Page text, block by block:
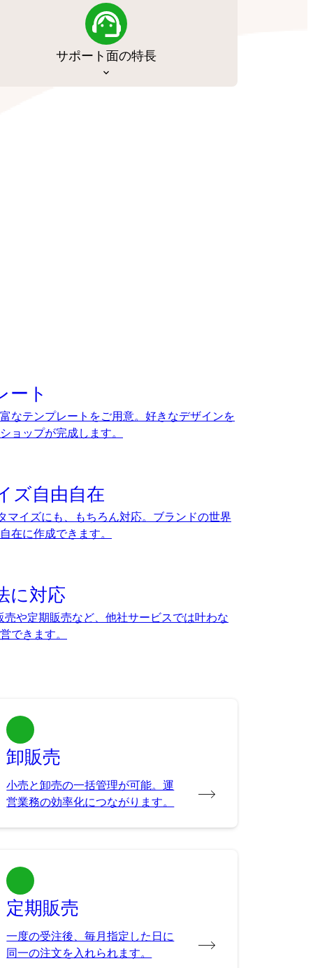
サポート面の特長
ート
なテンプレートをご用意。好きなデザインを
ョップが完成します。
ズ自由自在
マイズにも、もちろん対応。ブランドの世界
在に作成できます。
に対応
や定期販売など、他社サービスでは叶わな
できます。
卸販売
小売と卸売の一括管理が可能。運
営業務の効率化につながります。
定期販売
一度の受注後、毎月指定した日に
同一の注文を入れられます。